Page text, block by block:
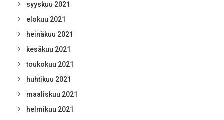
syyskuu 2021
elokuu 2021
heinäkuu 2021
kesäkuu 2021
toukokuu 2021
huhtikuu 2021
maaliskuu 2021
helmikuu 2021